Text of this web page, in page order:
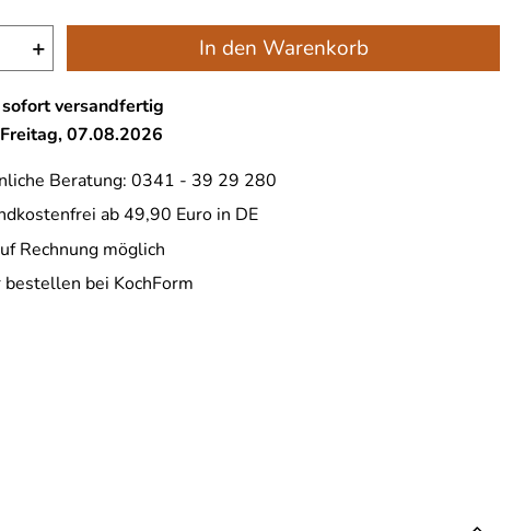
+ In den Warenkorb
versandfertig
07.08.2026
Beratung: 0341 - 39 29 280
ab 49,90 Euro in DE
Rechnung möglich
bestellen bei KochForm